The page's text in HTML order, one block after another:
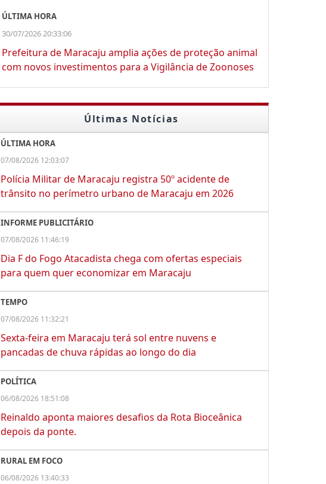
ÚLTIMA HORA
30/07/2026 20:33:06
Prefeitura de Maracaju amplia ações de proteção animal
com novos investimentos para a Vigilância de Zoonoses
Últimas Notícias
ÚLTIMA HORA
07/08/2026 12:03:07
Polícia Militar de Maracaju registra 50º acidente de
trânsito no perímetro urbano de Maracaju em 2026
INFORME PUBLICITÁRIO
07/08/2026 11:46:19
Dia F do Fogo Atacadista chega com ofertas especiais
para quem quer economizar em Maracaju
TEMPO
07/08/2026 11:32:21
Sexta-feira em Maracaju terá sol entre nuvens e
pancadas de chuva rápidas ao longo do dia
POLÍTICA
06/08/2026 18:51:08
Reinaldo aponta maiores desafios da Rota Bioceânica
depois da ponte.
RURAL EM FOCO
06/08/2026 13:40:33